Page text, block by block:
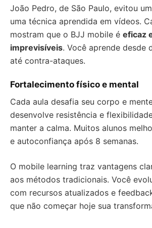
João Pedro, de São Paulo, evitou
uma técnica aprendida em vídeos.
mostram que o BJJ mobile é eficaz
imprevisíveis. Você aprende desde
até contra-ataques.
Fortalecimento físico e mental
Cada aula desafia seu corpo e
desenvolve resistência e
manter a calma. Muitos alunos
e autoconfiança após 8 semanas.
O mobile learning traz vantagens
aos métodos tradicionais. Você
com recursos atualizados e
que não começar hoje sua